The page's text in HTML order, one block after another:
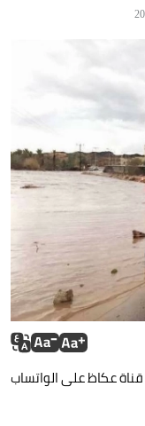
قناة عكاظ على الواتساب